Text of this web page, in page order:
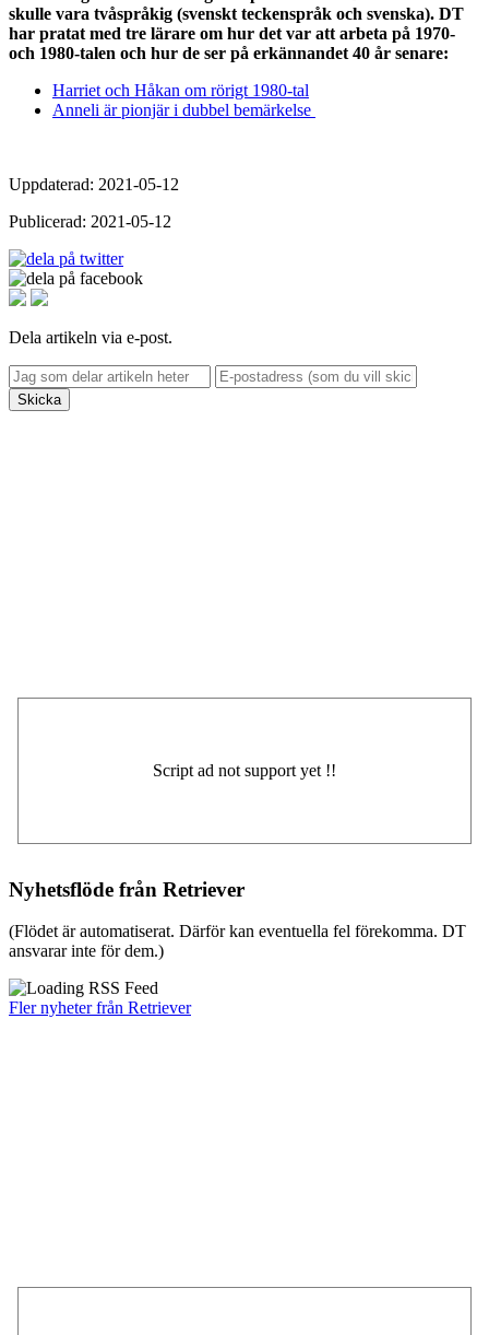
skulle vara tvåspråkig (svenskt teckenspråk och svenska). DT
har pratat med tre lärare om hur det var att arbeta på 1970-
och 1980-talen och hur de ser på erkännandet 40 år senare:
Harriet och Håkan om rörigt 1980-tal
Anneli är pionjär i dubbel bemärkelse
Uppdaterad: 2021-05-12
Publicerad: 2021-05-12
Dela artikeln via e-post.
Skicka
Nyhetsflöde från Retriever
(Flödet är automatiserat. Därför kan eventuella fel förekomma. DT
ansvarar inte för dem.)
Fler nyheter från Retriever